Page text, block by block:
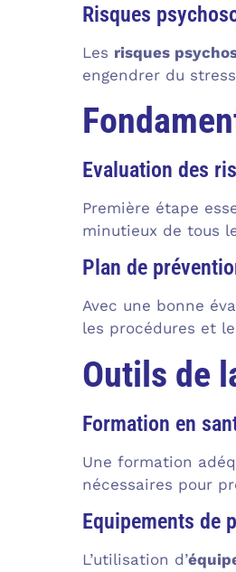
Risques
Les risques
engendrer du
Evaluation des
Première étape
minutieux de tous
Plan de
Avec une bonne
les procédures et
Outils de
Formation en
Une formation
nécessaires pour
Equipements de
L’utilisation d’